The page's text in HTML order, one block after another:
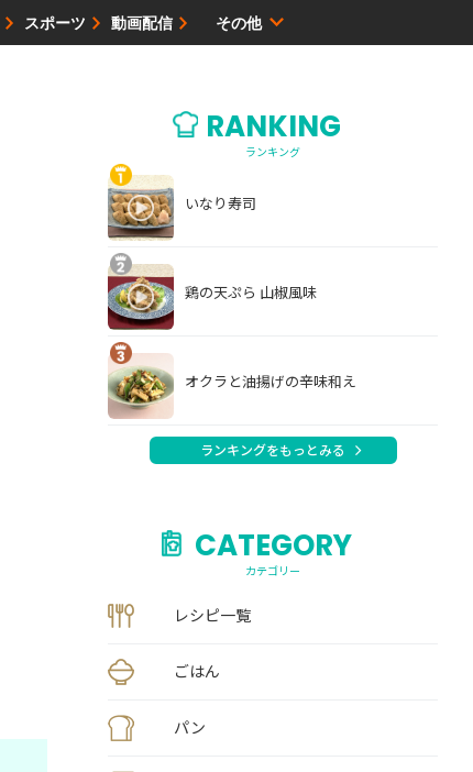
スポーツ 動画配信 その他
RANKING
ランキング
いなり寿司
鶏の天ぷら 山椒風味
オクラと油揚げの辛味和え
ランキングをもっとみる
CATEGORY
カテゴリー
レシピ一覧
ごはん
パン